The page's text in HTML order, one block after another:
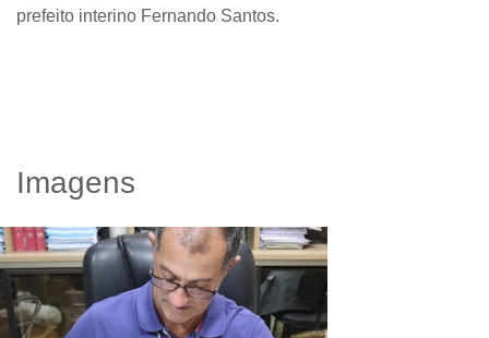
prefeito interino Fernando Santos.
Imagens